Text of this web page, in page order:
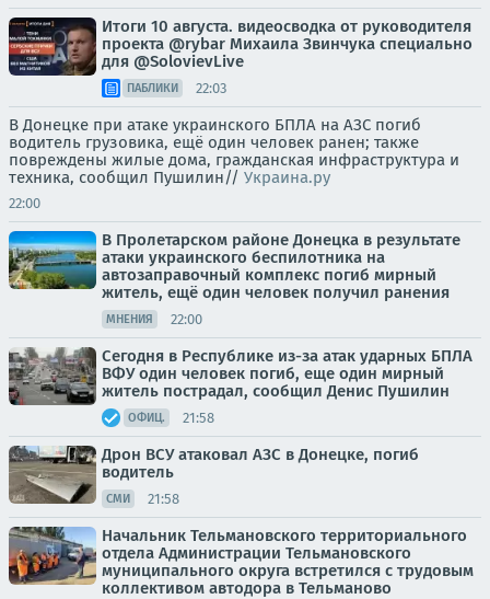
Итоги 10 августа. видеосводка от руководителя
проекта @rybar Михаила Звинчука специально
для @SolovievLive
ПАБЛИКИ 22:03
В Донецке при атаке украинского БПЛА на АЗС погиб
водитель грузовика, ещё один человек ранен; также
повреждены жилые дома, гражданская инфраструктура и
техника, сообщил Пушилин// Украина.ру
22:00
В Пролетарском районе Донецка в результате
атаки украинского беспилотника на
автозаправочный комплекс погиб мирный
житель, ещё один человек получил ранения
МНЕНИЯ 22:00
Сегодня в Республике из-за атак ударных БПЛА
ВФУ один человек погиб, еще один мирный
житель пострадал, сообщил Денис Пушилин
ОФИЦ. 21:58
Дрон ВСУ атаковал АЗС в Донецке, погиб
водитель
СМИ 21:58
Начальник Тельмановского территориального
отдела Администрации Тельмановского
муниципального округа встретился с трудовым
коллективом автодора в Тельманово